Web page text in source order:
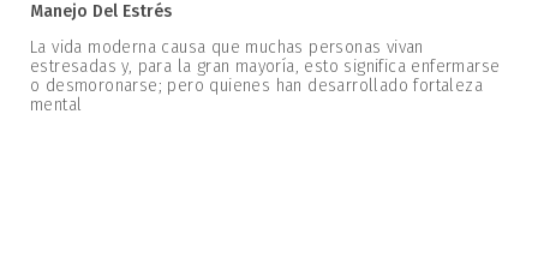
Manejo Del Estrés
La vida moderna causa que muchas personas vivan
estresadas y, para la gran mayoría, esto significa enfermarse
o desmoronarse; pero quienes han desarrollado fortaleza
mental